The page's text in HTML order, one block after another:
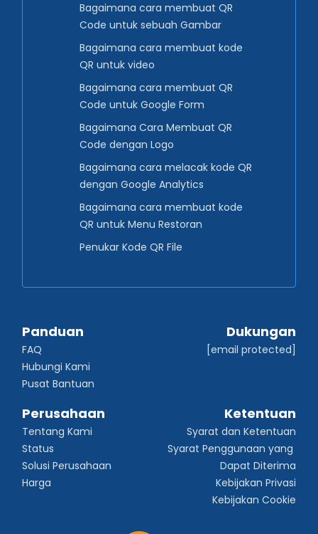
Bagaimana cara membuat QR
Code untuk sebuah Gambar
Bagaimana cara membuat kode
QR untuk video
Bagaimana cara membuat QR
Code untuk Google Form
Bagaimana Cara Membuat QR
Code dengan Logo
Bagaimana cara melacak kode QR
dengan Google Analytics
Bagaimana cara membuat kode
QR untuk Menu Restoran
Penukar Kode QR File
Panduan
FAQ
Hubungi Kami
Pusat Bantuan
Dukungan
[email protected]
Perusahaan
Tentang Kami
Status
Solusi Perusahaan
Harga
Ketentuan
Syarat dan Ketentuan
Syarat Penggunaan yang
Dapat Diterima
Kebijakan Privasi
Kebijakan Cookie